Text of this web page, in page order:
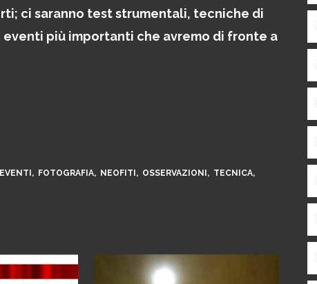
ci saranno test strumentali, tecniche di
più importanti che avremo di fronte a
EVENTI , FOTOGRAFIA, NEOFITI , OSSERVAZIONI , TECNICA,